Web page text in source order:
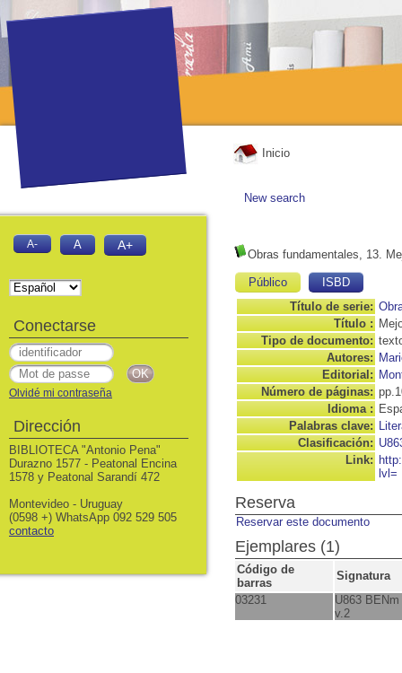
Inicio
New search
Obras fundamentales, 13.
Público
ISBD
Título de serie:
Título :
Tipo de documento:
Autores:
Editorial:
Número de páginas:
Idioma :
Palabras clave:
Clasificación:
Link:
lvl=
Reserva
Reservar este documento
Ejemplares (1)
Código de
barras
Signatura
03231
U863 BENm
v.2
A- A A+
Conectarse
Olvidé mi contraseña
Dirección
BIBLIOTECA "Antonio Pena"
Durazno 1577 - Peatonal Encina
1578 y Peatonal Sarandí 472
Montevideo - Uruguay
(0598 +) WhatsApp 092 529 505
contacto